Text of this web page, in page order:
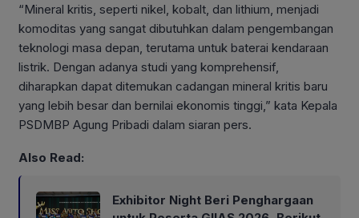
“Mineral kritis, seperti nikel, kobalt, dan lithium, menjadi
komoditas yang sangat dibutuhkan dalam pengembangan
teknologi masa depan, terutama untuk baterai kendaraan
listrik. Dengan adanya studi yang komprehensif,
diharapkan dapat ditemukan cadangan mineral kritis baru
yang lebih besar dan bernilai ekonomis tinggi,” kata Kepala
PSDMBP Agung Pribadi dalam siaran pers.
Also Read:
Exhibitor Night Beri Penghargaan